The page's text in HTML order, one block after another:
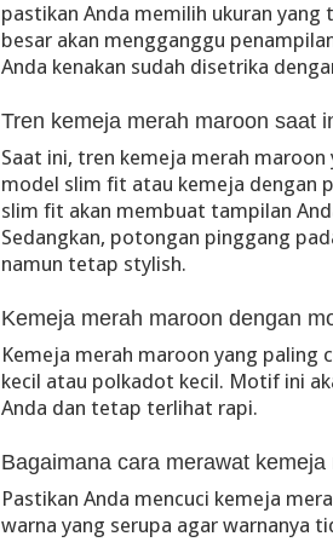
pastikan Anda memilih ukuran
besar akan mengganggu
Anda kenakan sudah disetrika
Tren kemeja merah maroon saat
Saat ini, tren kemeja merah
model slim fit atau kemeja dengan
slim fit akan membuat tampilan
Sedangkan, potongan pinggang
namun tetap stylish.
Kemeja merah maroon dengan
Kemeja merah maroon yang
kecil atau polkadot kecil. Motif ini
Anda dan tetap terlihat rapi.
Bagaimana cara merawat
Pastikan Anda mencuci kemeja
warna yang serupa agar warnanya